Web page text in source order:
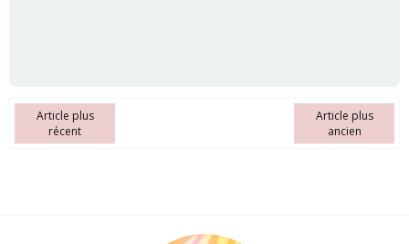
Article plus
récent
Article plus
ancien